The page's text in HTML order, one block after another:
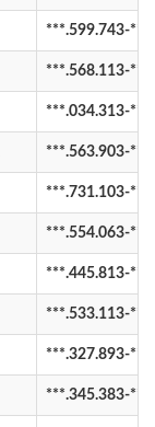
***.599.743-**
***.568.113-**
***.034.313-**
***.563.903-**
***.731.103-**
***.554.063-**
***.445.813-**
***.533.113-**
***.327.893-**
***.345.383-**